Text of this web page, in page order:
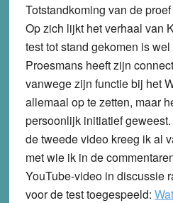
Totstandkoming van de proef
Op zich lijkt het verhaal van
test tot stand gekomen is
Proesmans heeft zijn
vanwege zijn functie bij het
allemaal op te zetten, maar
persoonlijk initiatief
de tweede video kreeg ik al
met wie ik in de
YouTube-video in discussie
voor de test toegespeeld: